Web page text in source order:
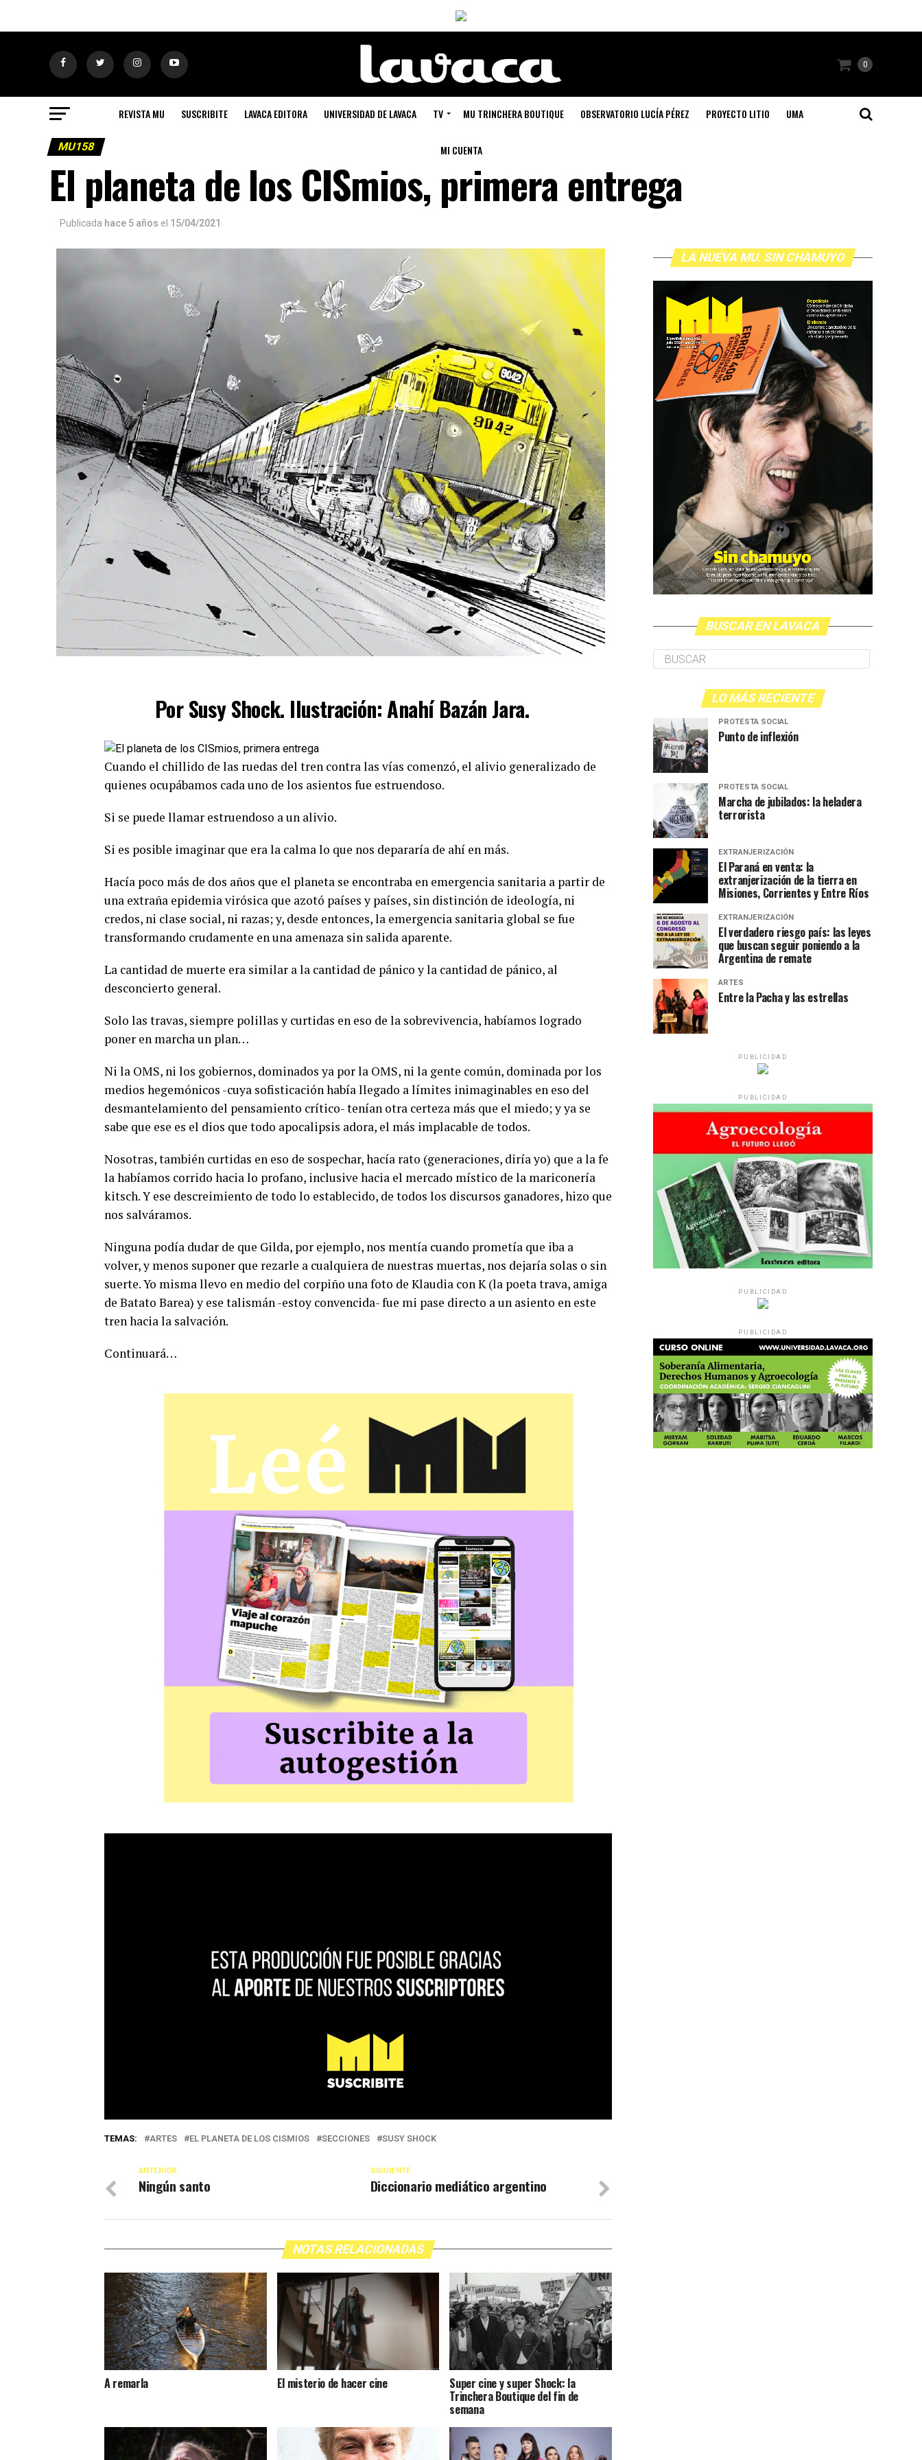
0
REVISTA MU SUSCRIBITE LAVACA EDITORA UNIVERSIDAD DE LAVACA TV MU TRINCHERA BOUTIQUE OBSERVATORIO LUCÍA PÉREZ PROYECTO LITIO UMA
MI CUENTA
MU158
El planeta de los CISmios, primera entrega
Publicada hace 5 años el 15/04/2021
Por Susy Shock. Ilustración: Anahí Bazán Jara.
Cuando el chillido de las ruedas del tren contra las vías comenzó, el alivio generalizado de
quienes ocupábamos cada uno de los asientos fue estruendoso.
Si se puede llamar estruendoso a un alivio.
Si es posible imaginar que era la calma lo que nos depararía de ahí en más.
Hacía poco más de dos años que el planeta se encontraba en emergencia sanitaria a partir de
una extraña epidemia virósica que azotó países y países, sin distinción de ideología, ni
credos, ni clase social, ni razas; y, desde entonces, la emergencia sanitaria global se fue
transformando crudamente en una amenaza sin salida aparente.
La cantidad de muerte era similar a la cantidad de pánico y la cantidad de pánico, al
desconcierto general.
Solo las travas, siempre polillas y curtidas en eso de la sobrevivencia, habíamos logrado
poner en marcha un plan…
Ni la OMS, ni los gobiernos, dominados ya por la OMS, ni la gente común, dominada por los
medios hegemónicos -cuya sofisticación había llegado a límites inimaginables en eso del
desmantelamiento del pensamiento crítico- tenían otra certeza más que el miedo; y ya se
sabe que ese es el dios que todo apocalipsis adora, el más implacable de todos.
Nosotras, también curtidas en eso de sospechar, hacía rato (generaciones, diría yo) que a la fe
la habíamos corrido hacia lo profano, inclusive hacia el mercado místico de la mariconería
kitsch. Y ese descreimiento de todo lo establecido, de todos los discursos ganadores, hizo que
nos salváramos.
Ninguna podía dudar de que Gilda, por ejemplo, nos mentía cuando prometía que iba a
volver, y menos suponer que rezarle a cualquiera de nuestras muertas, nos dejaría solas o sin
suerte. Yo misma llevo en medio del corpiño una foto de Klaudia con K (la poeta trava, amiga
de Batato Barea) y ese talismán -estoy convencida- fue mi pase directo a un asiento en este
tren hacia la salvación.
Continuará…
TEMAS: ARTES EL PLANETA DE LOS CISMIOS SECCIONES SUSY SHOCK
SIGUIENTE
Diccionario mediático argentino
ANTERIOR
Ningún santo
NOTAS RELACIONADAS
A remarla El misterio de hacer cine Super cine y super Shock: la
Trinchera Boutique del fin de
semana
LA NUEVA MU. SIN CHAMUYO
BUSCAR EN LAVACA
LO MÁS RECIENTE
PROTESTA SOCIAL
Punto de inflexión
PROTESTA SOCIAL
Marcha de jubilados: la heladera
terrorista
EXTRANJERIZACIÓN
El Paraná en venta: la
extranjerización de la tierra en
Misiones, Corrientes y Entre Ríos
EXTRANJERIZACIÓN
El verdadero riesgo país: las leyes
que buscan seguir poniendo a la
Argentina de remate
ARTES
Entre la Pacha y las estrellas
PUBLICIDAD
PUBLICIDAD
PUBLICIDAD
PUBLICIDAD